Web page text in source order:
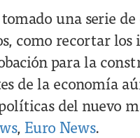
una serie de
como recortar los
para la
de la economía
del nuevo
, Euro News.